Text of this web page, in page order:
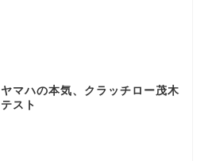
ヤマハの本気、クラッチロー茂木
テスト